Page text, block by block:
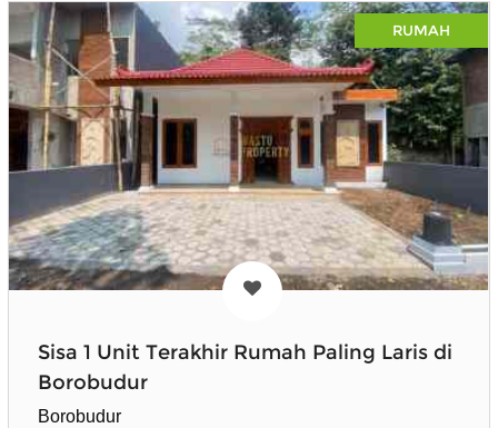
RUMAH
Sisa 1 Unit Terakhir Rumah Paling Laris di
Borobudur
Borobudur